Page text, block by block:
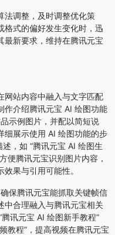
法调整，及时调整优化策
格式的偏好发生变化时，迅
最新要求，维持在腾讯元宝
网站内容中融入与文字匹配
作介绍腾讯元宝 AI 绘图功能
示例图片，并配以简短说
细展示使用 AI 绘图功能的步
，如 “腾讯元宝 AI 绘图生
便腾讯元宝识别图片内容，
果与引用可能性。
保腾讯元宝能抓取关键帧信
中合理融入与腾讯元宝相关
讯元宝 AI 绘图新手教程”
教程”，提高视频在腾讯元宝